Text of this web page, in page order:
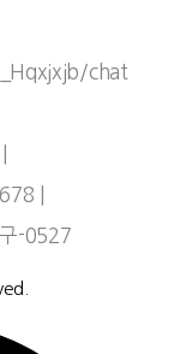
chat
|
-0527